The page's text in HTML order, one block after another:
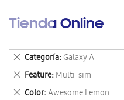
Tienda Online
Categoría Galaxy A
Eliminar
este
artículo
Feature Multi-sim
Eliminar
este
Color Awesome Lemon
Eliminar